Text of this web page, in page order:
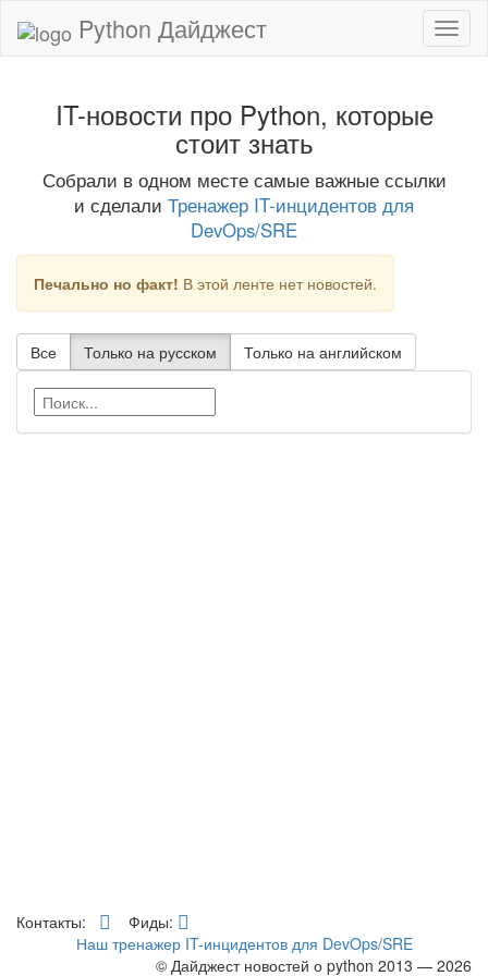
Python Дайджест
IT-новости про Python, которые
стоит знать
Собрали в одном месте самые важные ссылки
и сделали Тренажер IT-инцидентов для
DevOps/SRE
Печально но факт! В этой ленте нет новостей.
Все Только на русском Только на английском
Контакты:
Фиды:
Наш тренажер IT-инцидентов для DevOps/SRE
© Дайджест новостей о python 2013 — 2026